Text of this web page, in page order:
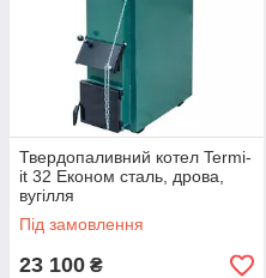
Твердопаливний котел Termi-
it 32 Економ сталь, дрова,
вугілля
Під замовлення
23 100 ₴